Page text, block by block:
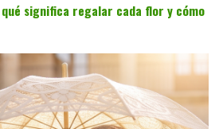
significa regalar cada flor y cómo